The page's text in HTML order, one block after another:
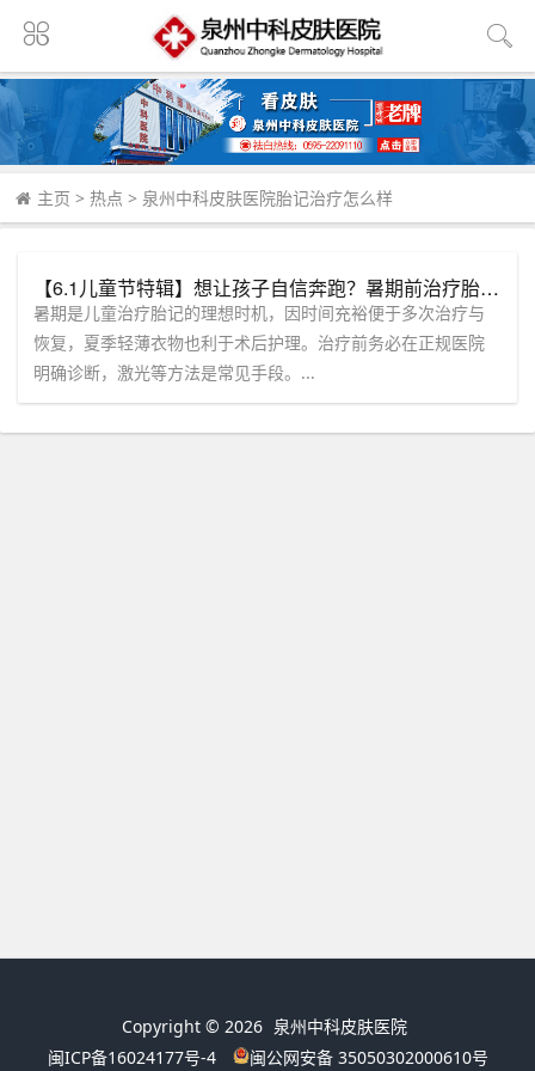
主页 > 热点 > 泉州中科皮肤医院胎记治疗怎么样
【6.1儿童节特辑】想让孩子自信奔跑？暑期前治疗胎记至关重要，「福建泉州中科皮肤医院」护航童颜！
暑期是儿童治疗胎记的理想时机，因时间充裕便于多次治疗与
恢复，夏季轻薄衣物也利于术后护理。治疗前务必在正规医院
明确诊断，激光等方法是常见手段。...
Copyright © 2026 泉州中科皮肤医院
闽ICP备16024177号-4
闽公网安备 35050302000610号